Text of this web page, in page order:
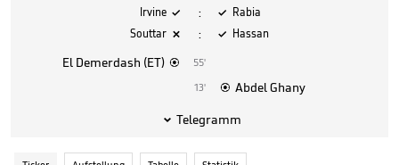
Irvine  : Rabia

Souttar  : Hassan

El Demerdash (ET)  55'
Abdel Ghany

13'
 Telegramm